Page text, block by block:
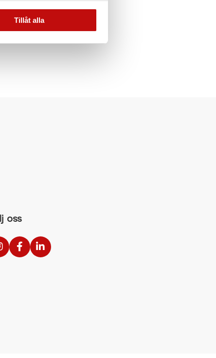
Tillåt alla
oss